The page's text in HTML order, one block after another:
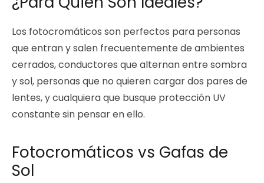
Los fotocromáticos son perfectos para personas
que entran y salen frecuentemente de ambientes
cerrados, conductores que alternan entre sombra
y sol, personas que no quieren cargar dos pares de
lentes, y cualquiera que busque protección UV
constante sin pensar en ello.
Fotocromáticos vs Gafas de
Sol